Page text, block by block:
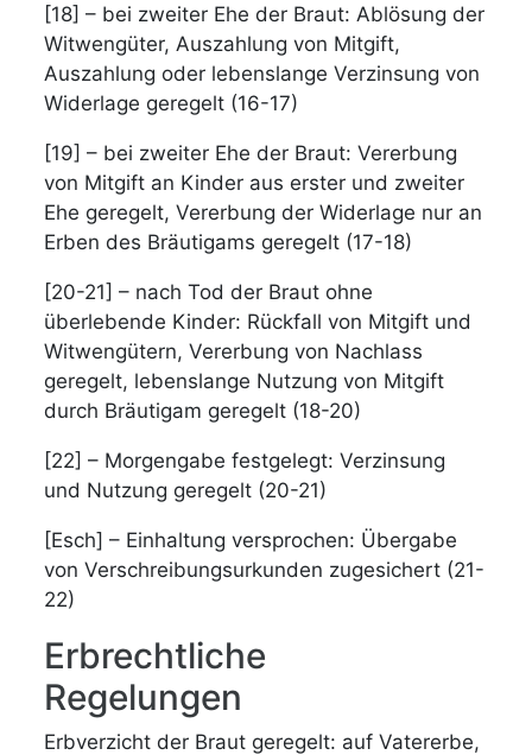
[18] – bei zweiter Ehe der Braut: Ablösung der
Witwengüter, Auszahlung von Mitgift,
Auszahlung oder lebenslange Verzinsung von
Widerlage geregelt (16-17)
[19] – bei zweiter Ehe der Braut: Vererbung
von Mitgift an Kinder aus erster und zweiter
Ehe geregelt, Vererbung der Widerlage nur an
Erben des Bräutigams geregelt (17-18)
[20-21] – nach Tod der Braut ohne
überlebende Kinder: Rückfall von Mitgift und
Witwengütern, Vererbung von Nachlass
geregelt, lebenslange Nutzung von Mitgift
durch Bräutigam geregelt (18-20)
[22] – Morgengabe festgelegt: Verzinsung
und Nutzung geregelt (20-21)
[Esch] – Einhaltung versprochen: Übergabe
von Verschreibungsurkunden zugesichert (21-
22)
Erbrechtliche
Regelungen
Erbverzicht der Braut geregelt: auf Vatererbe,